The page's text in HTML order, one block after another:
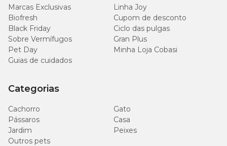
Marcas Exclusivas
Linha Joy
Biofresh
Cupom de desconto
Black Friday
Ciclo das pulgas
Sobre Vermífugos
Gran Plus
Pet Day
Minha Loja Cobasi
Guias de cuidados
Categorias
Cachorro
Gato
Pássaros
Casa
Jardim
Peixes
Outros pets